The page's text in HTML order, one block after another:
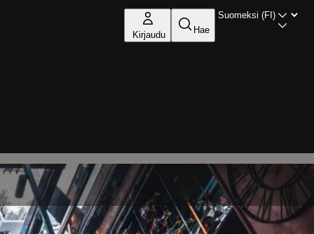
Kirjaudu Hae